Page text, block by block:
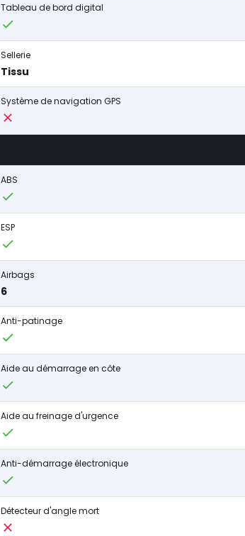
Tableau de bord digital
Sellerie
Tissu
Système de navigation GPS
ABS
ESP
Airbags
6
Anti-patinage
Aide au démarrage en côte
Aide au freinage d'urgence
Anti-démarrage électronique
Détecteur d'angle mort